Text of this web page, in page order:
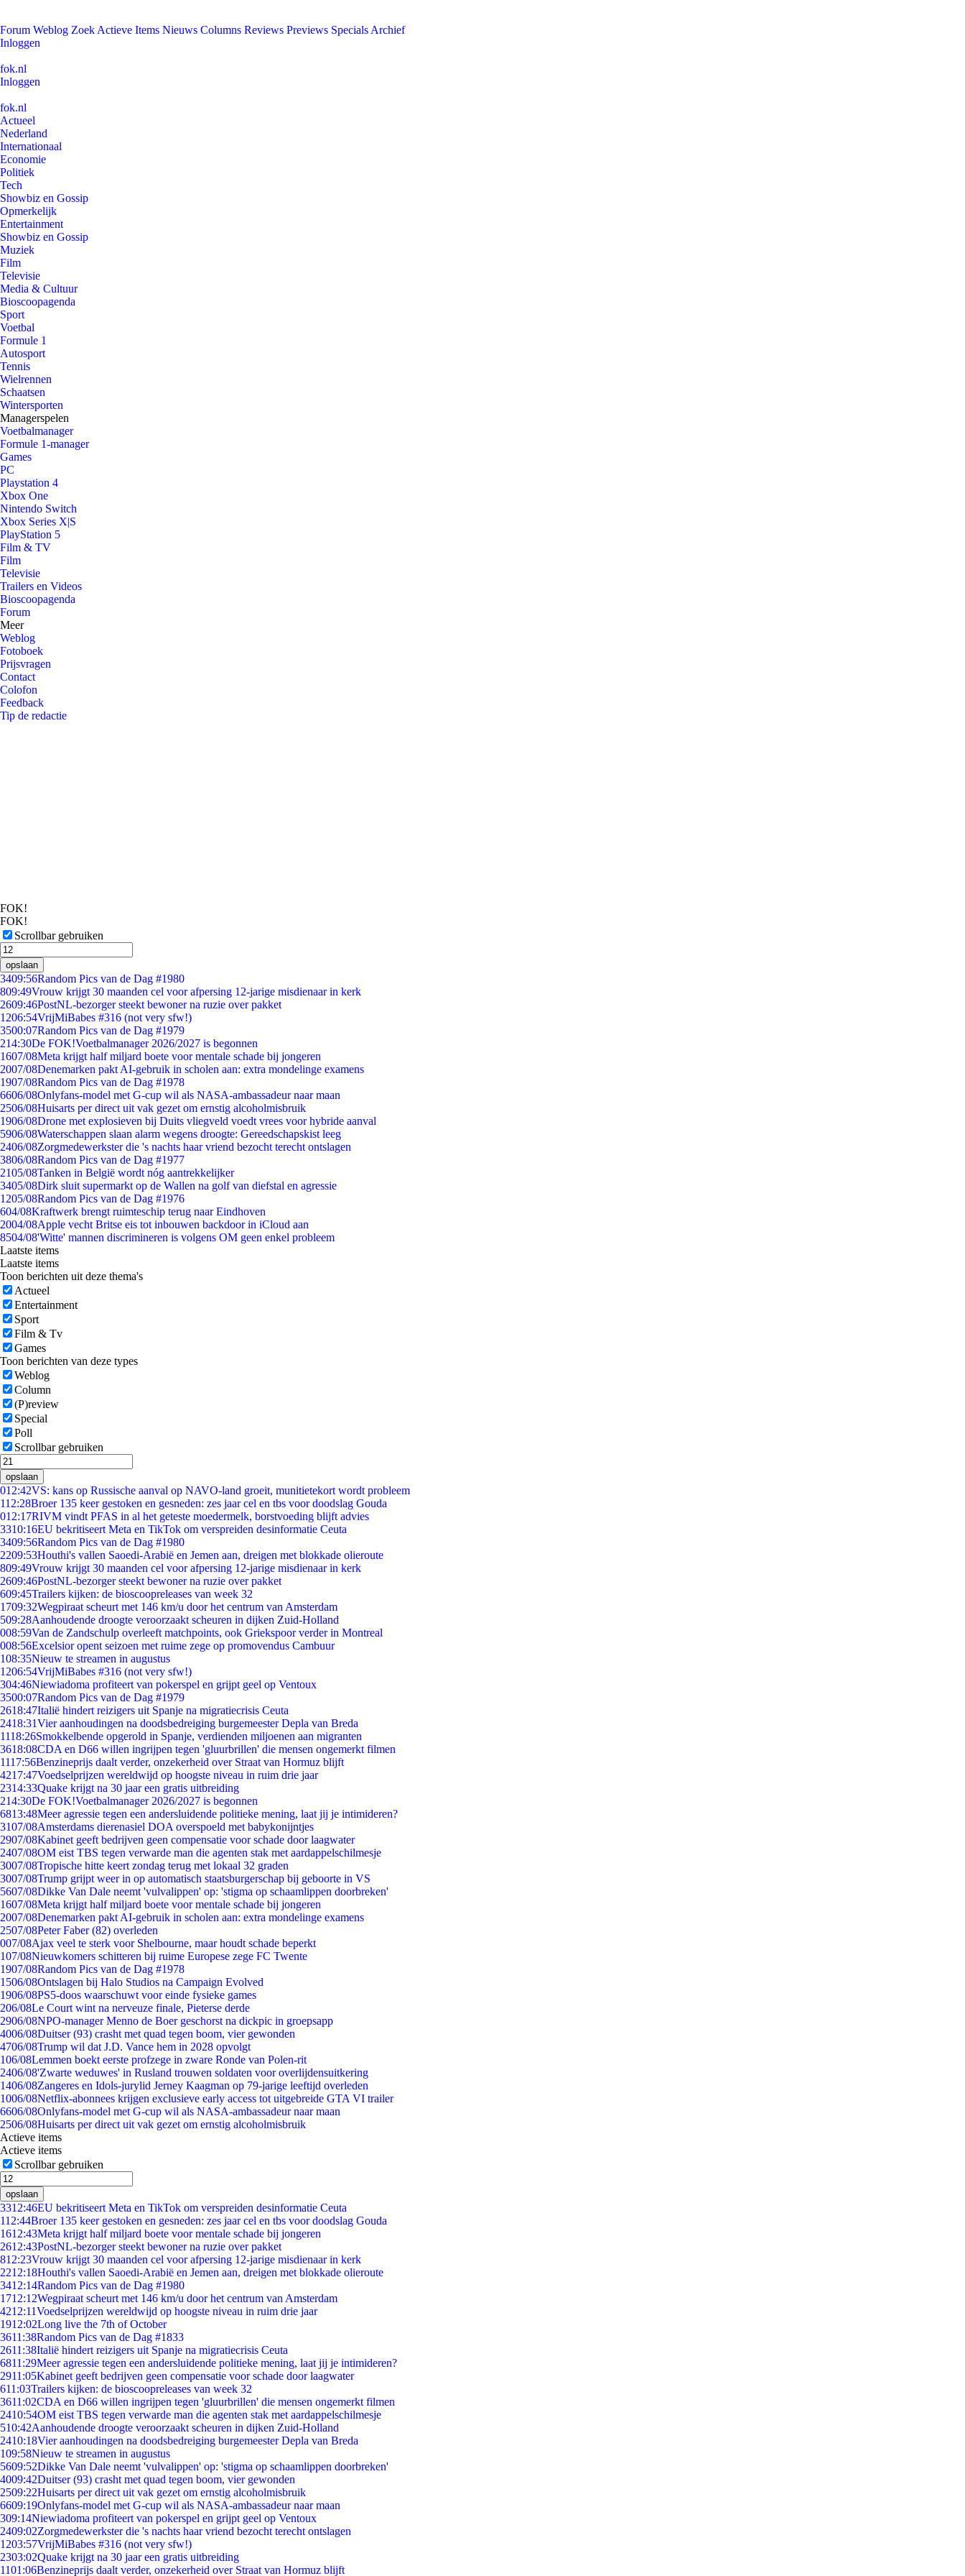
Forum Weblog Zoek Actieve Items Nieuws Columns Reviews Previews Specials Archief
Inloggen
fok.nl
Inloggen
fok.nl
Actueel
Nederland
Internationaal
Economie
Politiek
Tech
Showbiz en Gossip
Opmerkelijk
Entertainment
Showbiz en Gossip
Muziek
Film
Televisie
Media & Cultuur
Bioscoopagenda
Sport
Voetbal
Formule 1
Autosport
Tennis
Wielrennen
Schaatsen
Wintersporten
Managerspelen
Voetbalmanager
Formule 1-manager
Games
PC
Playstation 4
Xbox One
Nintendo Switch
Xbox Series X|S
PlayStation 5
Film & TV
Film
Televisie
Trailers en Videos
Bioscoopagenda
Forum
Meer
Weblog
Fotoboek
Prijsvragen
Contact
Colofon
Feedback
Tip de redactie
FOK!
FOK!
Scrollbar gebruiken
opslaan
3409:56Random Pics van de Dag #1980
809:49Vrouw krijgt 30 maanden cel voor afpersing 12-jarige misdienaar in kerk
2609:46PostNL-bezorger steekt bewoner na ruzie over pakket
1206:54VrijMiBabes #316 (not very sfw!)
3500:07Random Pics van de Dag #1979
214:30De FOK!Voetbalmanager 2026/2027 is begonnen
1607/08Meta krijgt half miljard boete voor mentale schade bij jongeren
2007/08Denemarken pakt AI-gebruik in scholen aan: extra mondelinge examens
1907/08Random Pics van de Dag #1978
6606/08Onlyfans-model met G-cup wil als NASA-ambassadeur naar maan
2506/08Huisarts per direct uit vak gezet om ernstig alcoholmisbruik
1906/08Drone met explosieven bij Duits vliegveld voedt vrees voor hybride aanval
5906/08Waterschappen slaan alarm wegens droogte: Gereedschapskist leeg
2406/08Zorgmedewerkster die 's nachts haar vriend bezocht terecht ontslagen
3806/08Random Pics van de Dag #1977
2105/08Tanken in België wordt nóg aantrekkelijker
3405/08Dirk sluit supermarkt op de Wallen na golf van diefstal en agressie
1205/08Random Pics van de Dag #1976
604/08Kraftwerk brengt ruimteschip terug naar Eindhoven
2004/08Apple vecht Britse eis tot inbouwen backdoor in iCloud aan
8504/08'Witte' mannen discrimineren is volgens OM geen enkel probleem
Laatste items
Laatste items
Toon berichten uit deze thema's
Actueel
Entertainment
Sport
Film & Tv
Games
Toon berichten van deze types
Weblog
Column
(P)review
Special
Poll
Scrollbar gebruiken
opslaan
012:42VS: kans op Russische aanval op NAVO-land groeit, munitietekort wordt probleem
112:28Broer 135 keer gestoken en gesneden: zes jaar cel en tbs voor doodslag Gouda
012:17RIVM vindt PFAS in al het geteste moedermelk, borstvoeding blijft advies
3310:16EU bekritiseert Meta en TikTok om verspreiden desinformatie Ceuta
3409:56Random Pics van de Dag #1980
2209:53Houthi's vallen Saoedi-Arabië en Jemen aan, dreigen met blokkade olieroute
809:49Vrouw krijgt 30 maanden cel voor afpersing 12-jarige misdienaar in kerk
2609:46PostNL-bezorger steekt bewoner na ruzie over pakket
609:45Trailers kijken: de bioscoopreleases van week 32
1709:32Wegpiraat scheurt met 146 km/u door het centrum van Amsterdam
509:28Aanhoudende droogte veroorzaakt scheuren in dijken Zuid-Holland
008:59Van de Zandschulp overleeft matchpoints, ook Griekspoor verder in Montreal
008:56Excelsior opent seizoen met ruime zege op promovendus Cambuur
108:35Nieuw te streamen in augustus
1206:54VrijMiBabes #316 (not very sfw!)
304:46Niewiadoma profiteert van pokerspel en grijpt geel op Ventoux
3500:07Random Pics van de Dag #1979
2618:47Italië hindert reizigers uit Spanje na migratiecrisis Ceuta
2418:31Vier aanhoudingen na doodsbedreiging burgemeester Depla van Breda
1118:26Smokkelbende opgerold in Spanje, verdienden miljoenen aan migranten
3618:08CDA en D66 willen ingrijpen tegen 'gluurbrillen' die mensen ongemerkt filmen
1117:56Benzineprijs daalt verder, onzekerheid over Straat van Hormuz blijft
4217:47Voedselprijzen wereldwijd op hoogste niveau in ruim drie jaar
2314:33Quake krijgt na 30 jaar een gratis uitbreiding
214:30De FOK!Voetbalmanager 2026/2027 is begonnen
6813:48Meer agressie tegen een andersluidende politieke mening, laat jij je intimideren?
3107/08Amsterdams dierenasiel DOA overspoeld met babykonijntjes
2907/08Kabinet geeft bedrijven geen compensatie voor schade door laagwater
2407/08OM eist TBS tegen verwarde man die agenten stak met aardappelschilmesje
3007/08Tropische hitte keert zondag terug met lokaal 32 graden
3007/08Trump grijpt weer in op automatisch staatsburgerschap bij geboorte in VS
5607/08Dikke Van Dale neemt 'vulvalippen' op: 'stigma op schaamlippen doorbreken'
1607/08Meta krijgt half miljard boete voor mentale schade bij jongeren
2007/08Denemarken pakt AI-gebruik in scholen aan: extra mondelinge examens
2507/08Peter Faber (82) overleden
007/08Ajax veel te sterk voor Shelbourne, maar houdt schade beperkt
107/08Nieuwkomers schitteren bij ruime Europese zege FC Twente
1907/08Random Pics van de Dag #1978
1506/08Ontslagen bij Halo Studios na Campaign Evolved
1906/08PS5-doos waarschuwt voor einde fysieke games
206/08Le Court wint na nerveuze finale, Pieterse derde
2906/08NPO-manager Menno de Boer geschorst na dickpic in groepsapp
4006/08Duitser (93) crasht met quad tegen boom, vier gewonden
4706/08Trump wil dat J.D. Vance hem in 2028 opvolgt
106/08Lemmen boekt eerste profzege in zware Ronde van Polen-rit
2406/08'Zwarte weduwes' in Rusland trouwen soldaten voor overlijdensuitkering
1406/08Zangeres en Idols-jurylid Jerney Kaagman op 79-jarige leeftijd overleden
1006/08Netflix-abonnees krijgen exclusieve early access tot uitgebreide GTA VI trailer
6606/08Onlyfans-model met G-cup wil als NASA-ambassadeur naar maan
2506/08Huisarts per direct uit vak gezet om ernstig alcoholmisbruik
Actieve items
Actieve items
Scrollbar gebruiken
opslaan
3312:46EU bekritiseert Meta en TikTok om verspreiden desinformatie Ceuta
112:44Broer 135 keer gestoken en gesneden: zes jaar cel en tbs voor doodslag Gouda
1612:43Meta krijgt half miljard boete voor mentale schade bij jongeren
2612:43PostNL-bezorger steekt bewoner na ruzie over pakket
812:23Vrouw krijgt 30 maanden cel voor afpersing 12-jarige misdienaar in kerk
2212:18Houthi's vallen Saoedi-Arabië en Jemen aan, dreigen met blokkade olieroute
3412:14Random Pics van de Dag #1980
1712:12Wegpiraat scheurt met 146 km/u door het centrum van Amsterdam
4212:11Voedselprijzen wereldwijd op hoogste niveau in ruim drie jaar
1912:02Long live the 7th of October
3611:38Random Pics van de Dag #1833
2611:38Italië hindert reizigers uit Spanje na migratiecrisis Ceuta
6811:29Meer agressie tegen een andersluidende politieke mening, laat jij je intimideren?
2911:05Kabinet geeft bedrijven geen compensatie voor schade door laagwater
611:03Trailers kijken: de bioscoopreleases van week 32
3611:02CDA en D66 willen ingrijpen tegen 'gluurbrillen' die mensen ongemerkt filmen
2410:54OM eist TBS tegen verwarde man die agenten stak met aardappelschilmesje
510:42Aanhoudende droogte veroorzaakt scheuren in dijken Zuid-Holland
2410:18Vier aanhoudingen na doodsbedreiging burgemeester Depla van Breda
109:58Nieuw te streamen in augustus
5609:52Dikke Van Dale neemt 'vulvalippen' op: 'stigma op schaamlippen doorbreken'
4009:42Duitser (93) crasht met quad tegen boom, vier gewonden
2509:22Huisarts per direct uit vak gezet om ernstig alcoholmisbruik
6609:19Onlyfans-model met G-cup wil als NASA-ambassadeur naar maan
309:14Niewiadoma profiteert van pokerspel en grijpt geel op Ventoux
2409:02Zorgmedewerkster die 's nachts haar vriend bezocht terecht ontslagen
1203:57VrijMiBabes #316 (not very sfw!)
2303:02Quake krijgt na 30 jaar een gratis uitbreiding
1101:06Benzineprijs daalt verder, onzekerheid over Straat van Hormuz blijft